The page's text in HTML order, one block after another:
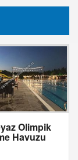
Olimpik
Havuzu